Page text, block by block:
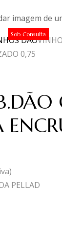
Sob Consulta
DÃO
0,75
PELLAD